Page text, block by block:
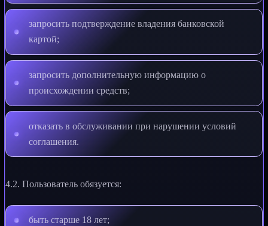
запросить подтверждение владения банковской
картой;
запросить дополнительную информацию о
происхождении средств;
отказать в обслуживании при нарушении условий
соглашения.
4.2. Пользователь обязуется:
быть старше 18 лет;